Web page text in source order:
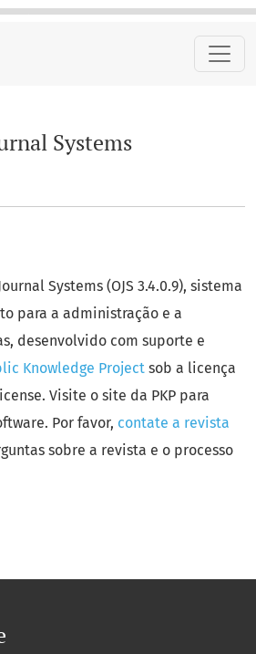
Systems
Systems (OJS 3.4.0.9), sistema
para a administração e a
desenvolvido com suporte e
Knowledge Project sob a licença
Visite o site da PKP para
Por favor, contate a revista
sobre a revista e o processo